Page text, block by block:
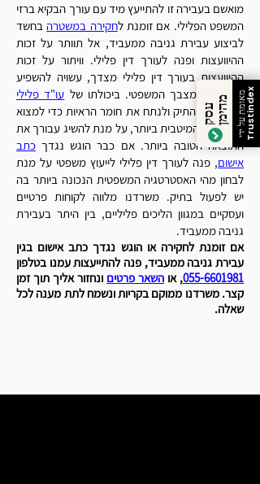
מואשם בעבירה זו להתייעץ מיד עם עורך הבקיא ברזי
המשפט הפלילי. אם זומנתלחקירה במשטרה בחשד
לביצוע עבירת גניבה ממעביד, אל תוותר על זכות
ההיוועצות ופנה לעורך דין פלילי. וויתור על זכות
ההיוועצות בעורך דין פלילי מצדך, עשויה להשפיע
לרעה על מצבך המשפטי. ביכולתו של עו"ד פלילי
ללמוד את התיק ולנתח את חומר הראיות כדי למצוא
את הדרך המיטבית ביותר, על מנת להשיג עבורך את
התוצאה הטובה ביותר.אם כבר הוגש נגדך כתב
אישום, פנה לעורך דין פלילי לייעוץ משפטי על מנת
לבחון מהי האסטרטגיה המשפטית הנכונה ביותר בה
יש לפעול בתיק. משרדנו מלווה לקוחות פרטיים
ועסקיים במגוון הליכים פליליים, בין היתר בעבירת
גניבה ממעביד.
אם זומנת לחקירה או הוגש נגדך כתב אישום בגין
עבירת גניבה ממעביד, פנה להתייעצות עמנו בטלפון
055-6601981, או השאר פרטים ונחזור אליך תוך זמן
קצר. משרדנו ממוקם בקריות ונשמח לתת מענה לכל
שאלה.
ע
ס
ק מ ה
י
מ ן מאומת על ידיTrustindex